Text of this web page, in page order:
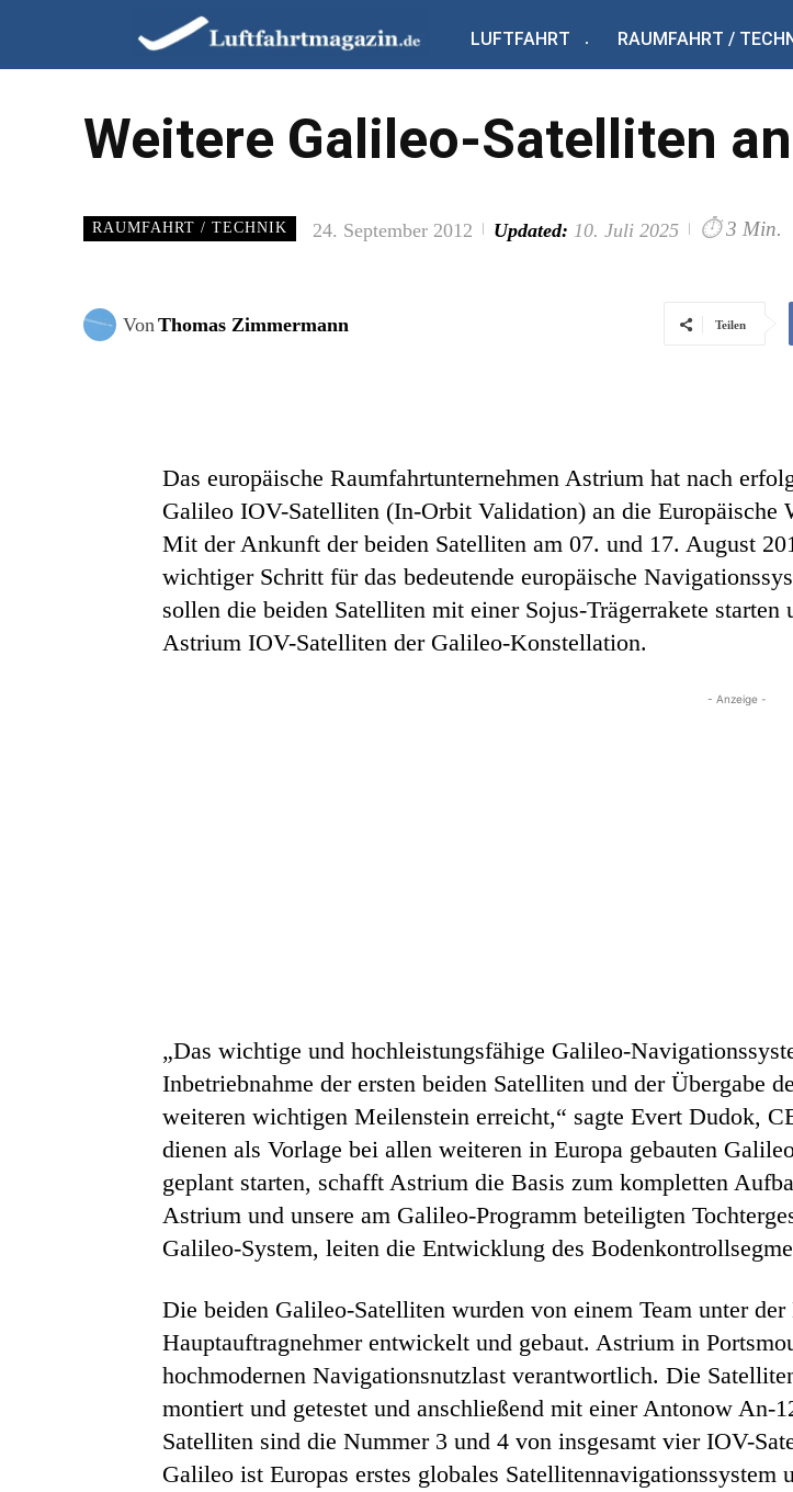
LUFTFAHRT RAUMFAHRT /
Weitere Galileo-Satelliten
RAUMFAHRT / TECHNIK 24. September 2012 Updated: 10. Juli 2025 ⏱ 3 Min.
VonThomas Zimmermann Teilen
Das europäische Raumfahrtunternehmen Astrium hat nach
Galileo IOV-Satelliten (In-Orbit Validation) an die Europäische
Mit der Ankunft der beiden Satelliten am 07. und 17. August
wichtiger Schritt für das bedeutende europäische
sollen die beiden Satelliten mit einer Sojus-Trägerrakete
Astrium IOV-Satelliten der Galileo-Konstellation.
- Anzeige -
„Das wichtige und hochleistungsfähige Galileo-
Inbetriebnahme der ersten beiden Satelliten und der Übergabe
weiteren wichtigen Meilenstein erreicht,“ sagte Evert Dudok,
dienen als Vorlage bei allen weiteren in Europa gebauten
geplant starten, schafft Astrium die Basis zum kompletten
Astrium und unsere am Galileo-Programm beteiligten
Galileo-System, leiten die Entwicklung des
Die beiden Galileo-Satelliten wurden von einem Team unter
Hauptauftragnehmer entwickelt und gebaut. Astrium in
hochmodernen Navigationsnutzlast verantwortlich. Die
montiert und getestet und anschließend mit einer Antonow An-
Satelliten sind die Nummer 3 und 4 von insgesamt vier IOV-
Galileo ist Europas erstes globales